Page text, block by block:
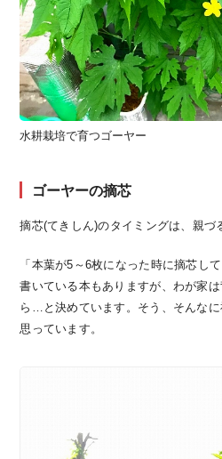
水耕栽培で育つゴーヤー
ゴーヤーの摘芯
摘芯(てきしん)のタイミングは、親づ
「本葉が5～6枚になった時に摘芯し
書いている本もありますが、わが家
ら…と決めています。そう、そんな
思っています。